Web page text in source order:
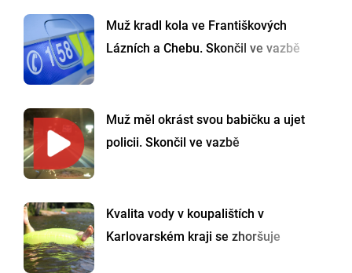
Muž kradl kola ve Františkových
Lázních a Chebu. Skončil ve vazbě
Muž měl okrást svou babičku a ujet
policii. Skončil ve vazbě
Kvalita vody v koupalištích v
Karlovarském kraji se zhoršuje